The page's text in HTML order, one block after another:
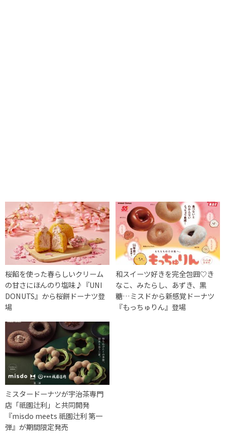
桜餡を使った春らしいクリーム
の甘さにほんのり塩味♪『UNI
DONUTS』から桜餅ドーナツ登
場
和スイーツ好きを完全包囲♡き
なこ、みたらし、あずき、黒
糖…ミスドから新感覚ドーナツ
『もっちゅりん』登場
ミスタードーナツが宇治茶専門
店「祇園辻利」と共同開発
『misdo meets 祇園辻利 第一
弾』が期間限定発売